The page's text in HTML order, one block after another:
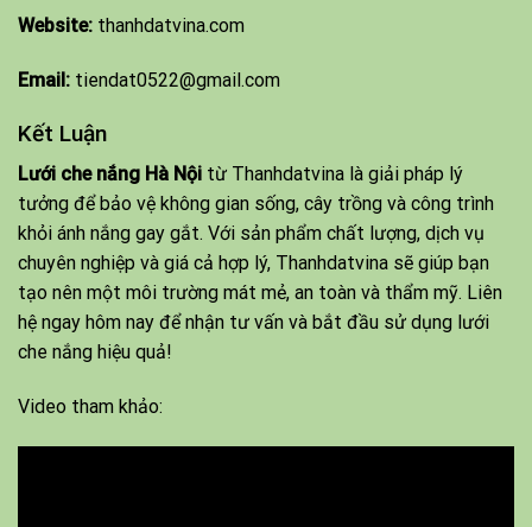
Website: thanhdatvina.com
Email: tiendat0522@gmail.com
Kết Luận
Lưới che nắng Hà Nội từ Thanhdatvina là giải pháp lý
tưởng để bảo vệ không gian sống, cây trồng và công trình
khỏi ánh nắng gay gắt. Với sản phẩm chất lượng, dịch vụ
chuyên nghiệp và giá cả hợp lý, Thanhdatvina sẽ giúp bạn
tạo nên một môi trường mát mẻ, an toàn và thẩm mỹ. Liên
hệ ngay hôm nay để nhận tư vấn và bắt đầu sử dụng lưới
che nắng hiệu quả!
Video tham khảo: